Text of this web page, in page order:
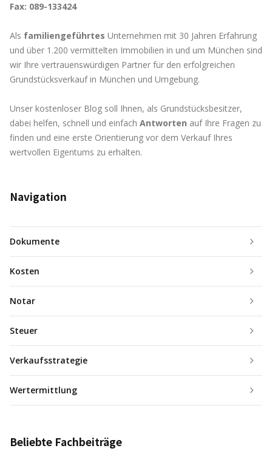
Fax: 089-133424
Als familiengeführtes Unternehmen mit 30 Jahren Erfahrung
und über 1.200 vermittelten Immobilien in und um München sind
wir Ihre vertrauenswürdigen Partner für den erfolgreichen
Grundstücksverkauf in München und Umgebung.
Unser kostenloser Blog soll Ihnen, als Grundstücksbesitzer,
dabei helfen, schnell und einfach Antworten auf Ihre Fragen zu
finden und eine erste Orientierung vor dem Verkauf Ihres
wertvollen Eigentums zu erhalten.
Navigation
Dokumente
Kosten
Notar
Steuer
Verkaufsstrategie
Wertermittlung
Beliebte Fachbeiträge